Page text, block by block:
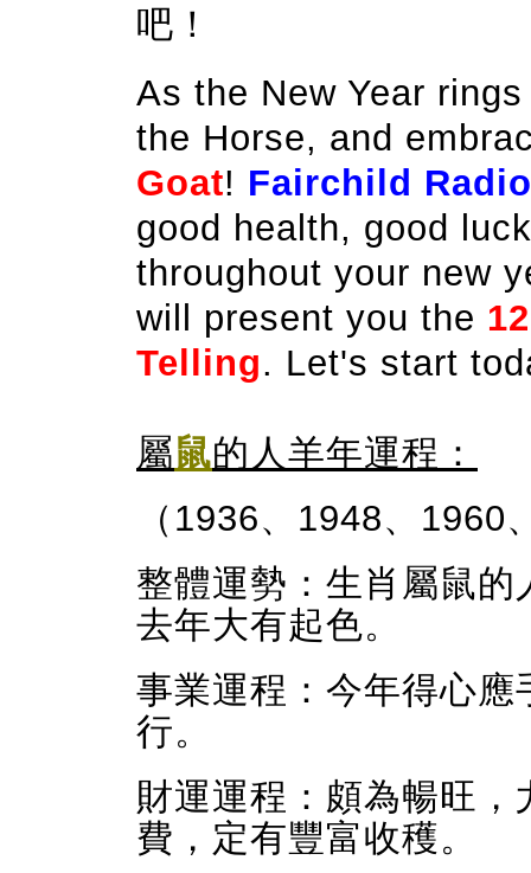
吧！
As the New Year
the Horse, and
Goat! Fairchild
good health, good
throughout your new
will present you the
Telling. Let's start
屬鼠的人羊年運程：
（1936、 1948、1960
整體運勢：生肖屬鼠
去年大有起色。
事業運程：今年得心
行。
財運運程：頗為暢旺
費，定有豐富收穫。